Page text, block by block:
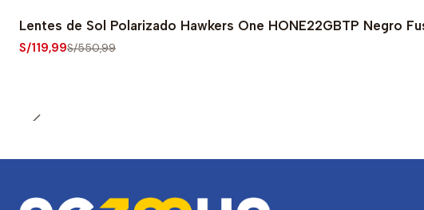
-78% OFF
Lentes de Sol Polarizado Hawkers One HONE22GBTP Negro
S/119,99S/550,99